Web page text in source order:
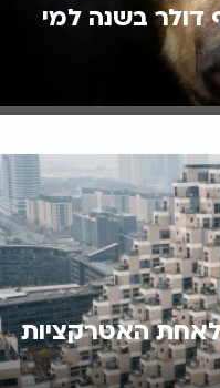
מציע 15 אלף דולר בשנה למי
לאחת האטרקציות